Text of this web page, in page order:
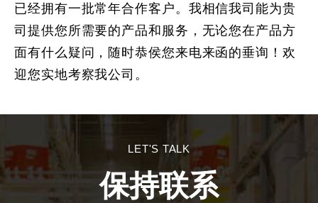
已经拥有一批常年合作客户。我相信我司能为贵
司提供您所需要的产品和服务，无论您在产品方
面有什么疑问，随时恭侯您来电来函的垂询！欢
迎您实地考察我公司。
LET'S TALK
保持联系